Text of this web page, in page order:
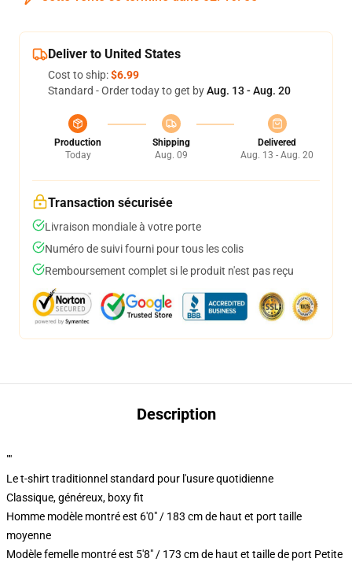
Deliver to United States
Cost to ship:$6.99
Standard - Order today to get byAug. 13 - Aug. 20
Production
Today
Shipping
Aug. 09
Delivered
Aug. 13 - Aug. 20
Transaction sécurisée
Livraison mondiale à votre porte
Numéro de suivi fourni pour tous les colis
Remboursement complet si le produit n'est pas reçu
Description
""
Le t-shirt traditionnel standard pour l'usure quotidienne
Classique, généreux, boxy fit
Homme modèle montré est 6'0" / 183 cm de haut et port taille
moyenne
Modèle femelle montré est 5'8" / 173 cm de haut et taille de port Petite